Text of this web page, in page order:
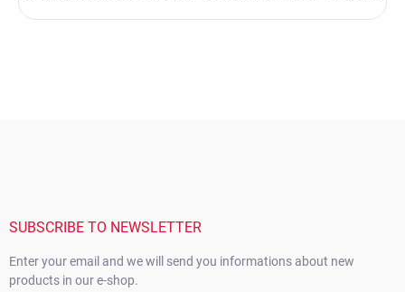
SUBSCRIBE TO NEWSLETTER
Enter your email and we will send you informations about new
products in our e-shop.